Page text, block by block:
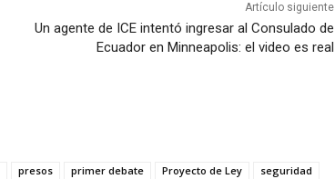
Artículo siguiente
Un agente de ICE intentó ingresar al Consulado de
Ecuador en Minneapolis: el video es real
presos primer debate Proyecto de Ley
seguridad